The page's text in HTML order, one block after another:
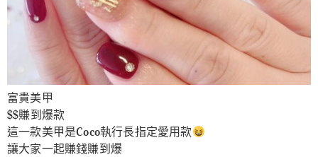
富貴美甲
$$賺到爆款
這一款美甲是Coco執行長指定愛用款
讓大家一起賺錢賺到爆